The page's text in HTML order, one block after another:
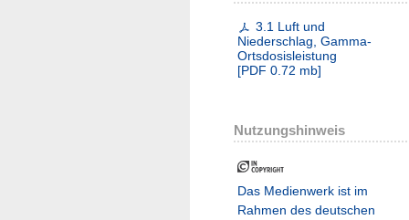
3.1 Luft und
Niederschlag, Gamma-
Ortsdosisleistung
[PDF 0.72 mb]
Nutzungshinweis
Das Medienwerk ist im
Rahmen des deutschen